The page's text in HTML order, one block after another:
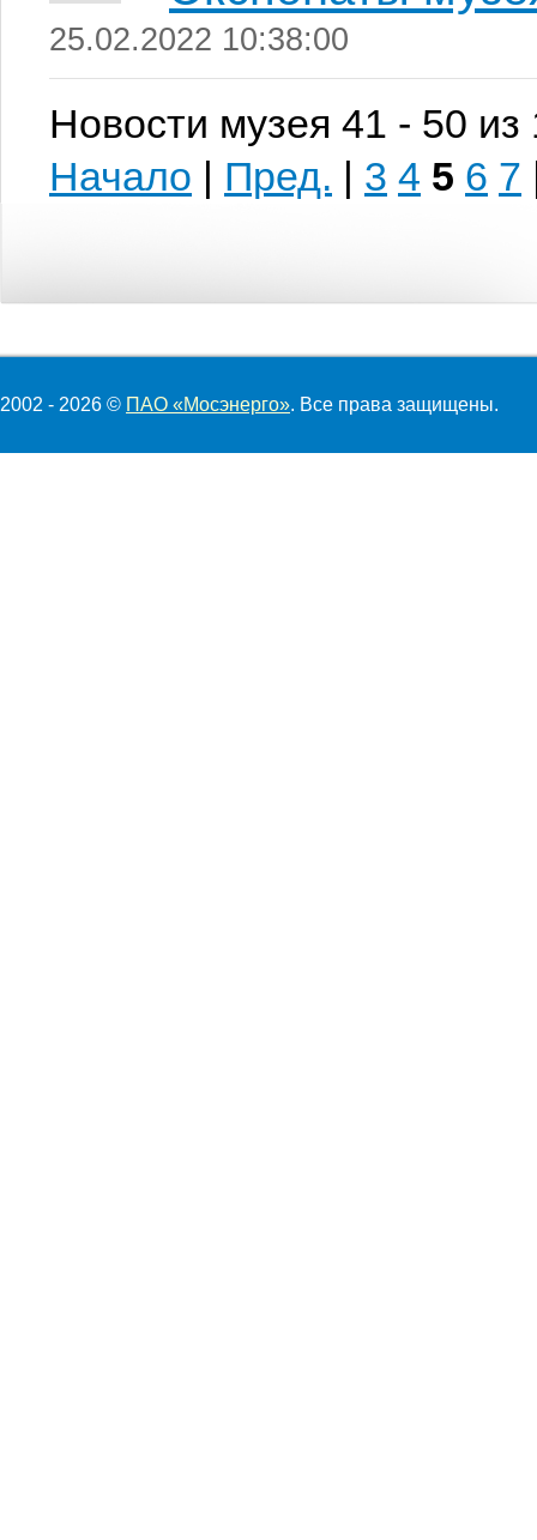
25.02.2022 10:38:00
Новости музея 41 - 50 из
Начало | Пред. | 3 4 5 6 7
2002 - 2026 © ПАО «Мосэнерго». Все права защищены.